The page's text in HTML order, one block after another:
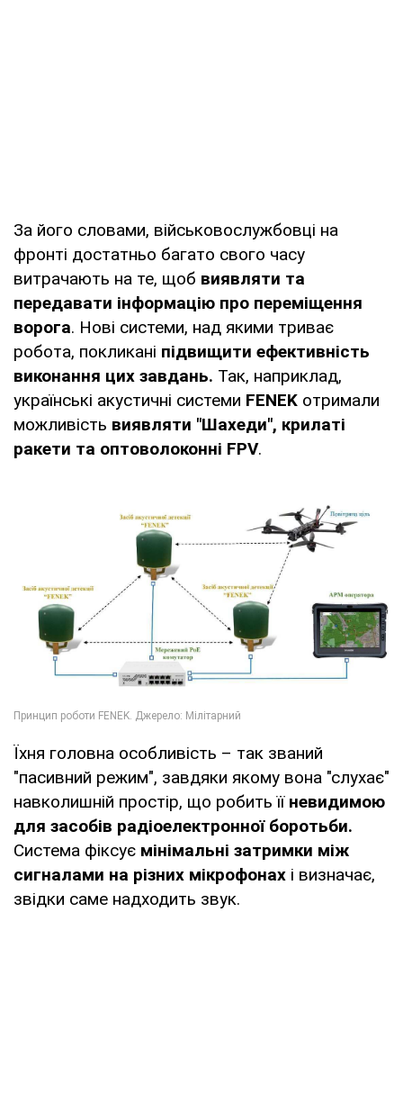
За його словами, військовослужбовці на
фронті достатньо багато свого часу
витрачають на те, щоб виявляти та
передавати інформацію про переміщення
ворога. Нові системи, над якими триває
робота, покликані підвищити ефективність
виконання цих завдань. Так, наприклад,
українські акустичні системи FENEK отримали
можливість виявляти "Шахеди", крилаті
ракети та оптоволоконні FPV.
Їхня головна особливість – так званий
"пасивний режим", завдяки якому вона "слухає"
навколишній простір, що робить її невидимою
для засобів радіоелектронної боротьби.
Система фіксує мінімальні затримки між
сигналами на різних мікрофонах і визначає,
звідки саме надходить звук.